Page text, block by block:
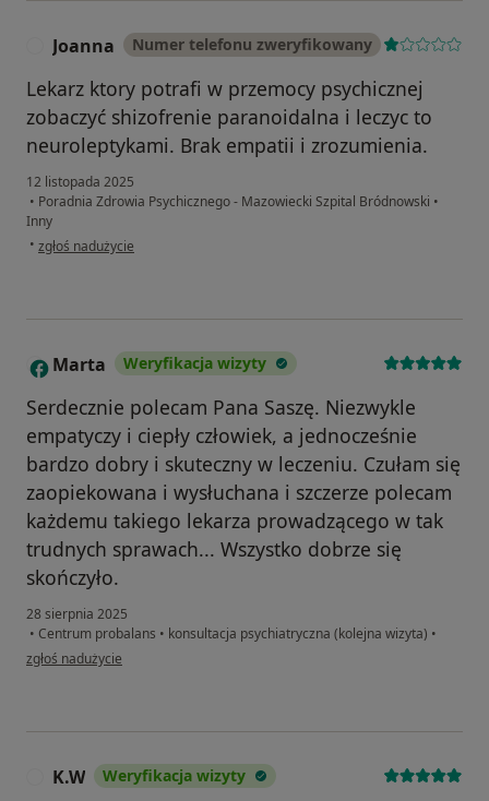
Joanna Numer telefonu zweryfikowany
Lekarz ktory potrafi w przemocy psychicznej
zobaczyć shizofrenie paranoidalna i leczyc to
neuroleptykami. Brak empatii i zrozumienia.
12 listopada 2025
• Poradnia Zdrowia Psychicznego - Mazowiecki Szpital Bródnowski •
Inny
• w opinii użytkownika Joanna
zgłoś nadużycie
M Marta Weryfikacja wizyty
Serdecznie polecam Pana Saszę. Niezwykle
empatyczy i ciepły człowiek, a jednocześnie
bardzo dobry i skuteczny w leczeniu. Czułam się
zaopiekowana i wysłuchana i szczerze polecam
każdemu takiego lekarza prowadzącego w tak
trudnych sprawach... Wszystko dobrze się
skończyło.
28 sierpnia 2025
• Centrum probalans • konsultacja psychiatryczna (kolejna wizyta) •
w opinii użytkownika Marta
zgłoś nadużycie
K.W Weryfikacja wizyty